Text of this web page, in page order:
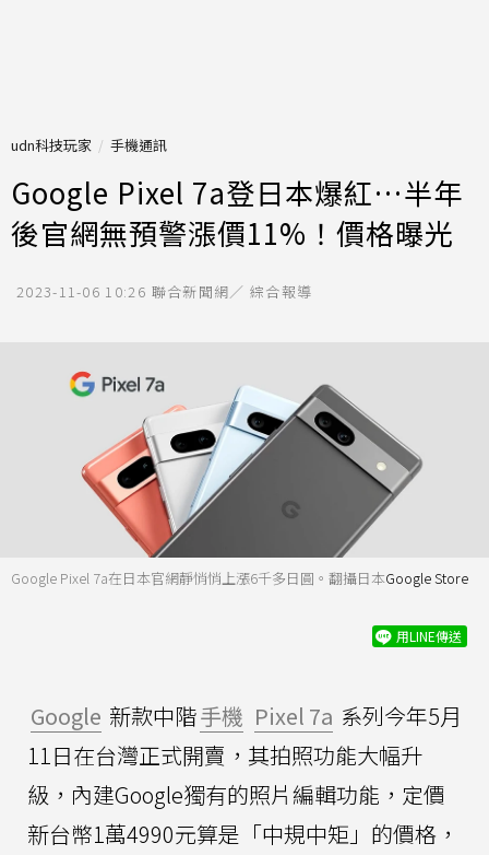
udn科技玩家 手機通訊
Google Pixel 7a登日本爆紅…半年
後官網無預警漲價11%！價格曝光
2023-11-06 10:26 聯合新聞網／ 綜合報導
Google Pixel 7a在日本官網靜悄悄上漲6千多日圓。翻攝日本Google Store
用LINE傳送
Google 新款中階手機 Pixel 7a 系列今年5月
11日在台灣正式開賣，其拍照功能大幅升
級，內建Google獨有的照片編輯功能，定價
新台幣1萬4990元算是「中規中矩」的價格，